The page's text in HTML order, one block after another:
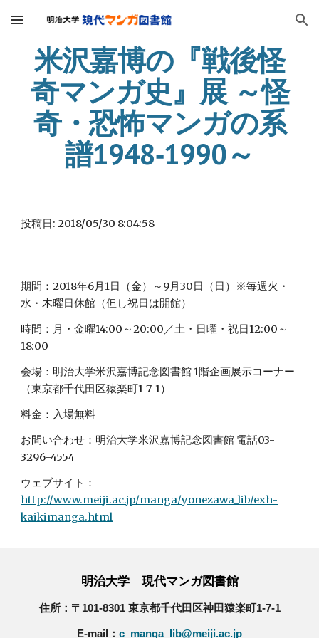
Skip to main content Skip to navigation
米沢嘉博の『戦後怪
奇マンガ史』展 ～怪
奇・恐怖マンガの系
譜1948‐1990～
投稿日: 2018/05/30 8:04:58
期間：2018年6月1日（金）～9月30日（日）※毎週火・
水・木曜日休館（但し祝日は開館）
時間：月・金曜14:00～20:00／土・日曜・祝日12:00～
18:00
会場：明治大学米沢嘉博記念図書館 1階企画展示コーナー
（東京都千代田区猿楽町1-7-1）
料金：入場無料
お問い合わせ：明治大学米沢嘉博記念図書館 電話03-
3296-4554
ウェブサイト：
http://www.meiji.ac.jp/manga/yonezawa_lib/exh-
kaikimanga.html
明治大学 現代マンガ図書館
住所：〒101-8301 東京都千代田区神田猿楽町1-7-1
E-mail： c_manga_lib@meiji.ac.jp